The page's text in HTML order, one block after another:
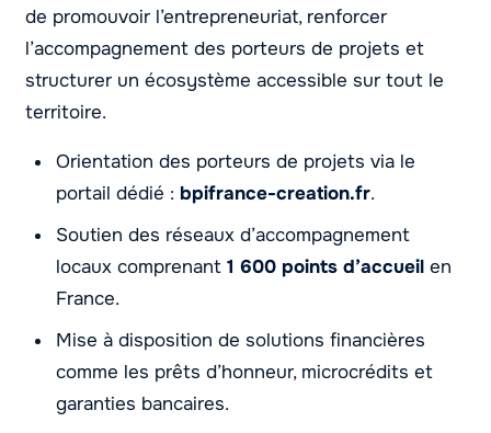
de promouvoir l’entrepreneuriat, renforcer
l’accompagnement des porteurs de projets et
structurer un écosystème accessible sur tout le
territoire.
Orientation des porteurs de projets via le
portail dédié : bpifrance-creation.fr.
Soutien des réseaux d’accompagnement
locaux comprenant1 600 points d’accueil en
France.
Mise à disposition de solutions financières
comme les prêts d’honneur, microcrédits et
garanties bancaires.